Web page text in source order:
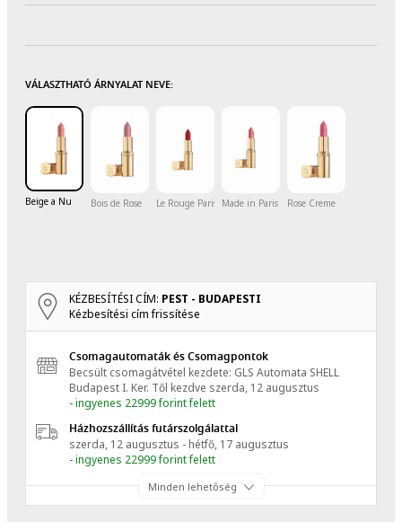
VÁLASZTHATÓ ÁRNYALAT NEVE:
Beige a Nu Bois de Rose Le Rouge Paris Made in Paris Rose Creme
KÉZBESÍTÉSI CÍM: PEST - BUDAPESTI
Kézbesítési cím frissítése
Csomagautomaták és Csomagpontok
Becsült csomagátvétel kezdete: GLS Automata SHELL
Budapest I. Ker. Től kezdve szerda, 12 augusztus
- ingyenes 22999 forint felett
Házhozszállítás futárszolgálattal
szerda, 12 augusztus - hétfő, 17 augusztus
- ingyenes 22999 forint felett
Minden lehetőség